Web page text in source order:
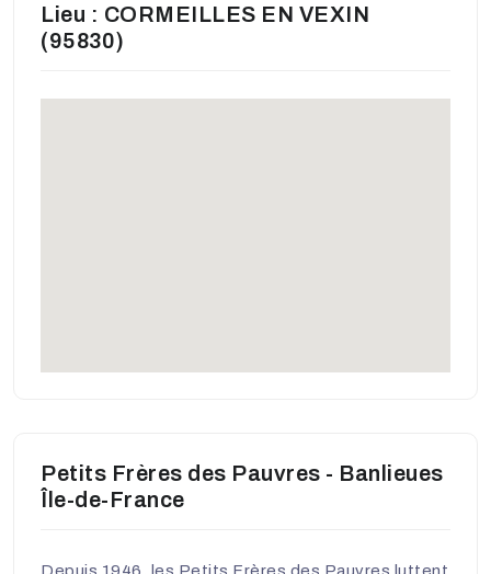
Lieu : CORMEILLES EN VEXIN
(95830)
Petits Frères des Pauvres - Banlieues
Île-de-France
Depuis 1946, les Petits Frères des Pauvres luttent